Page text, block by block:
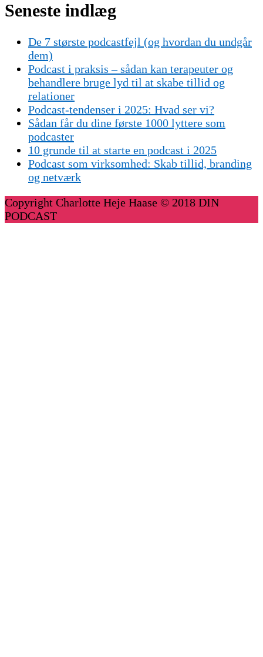
Seneste indlæg
De 7 største podcastfejl (og hvordan du undgår
dem)
Podcast i praksis – sådan kan terapeuter og
behandlere bruge lyd til at skabe tillid og
relationer
Podcast-tendenser i 2025: Hvad ser vi?
Sådan får du dine første 1000 lyttere som
podcaster
10 grunde til at starte en podcast i 2025
Podcast som virksomhed: Skab tillid, branding
og netværk
Copyright Charlotte Heje Haase © 2018 DIN
PODCAST